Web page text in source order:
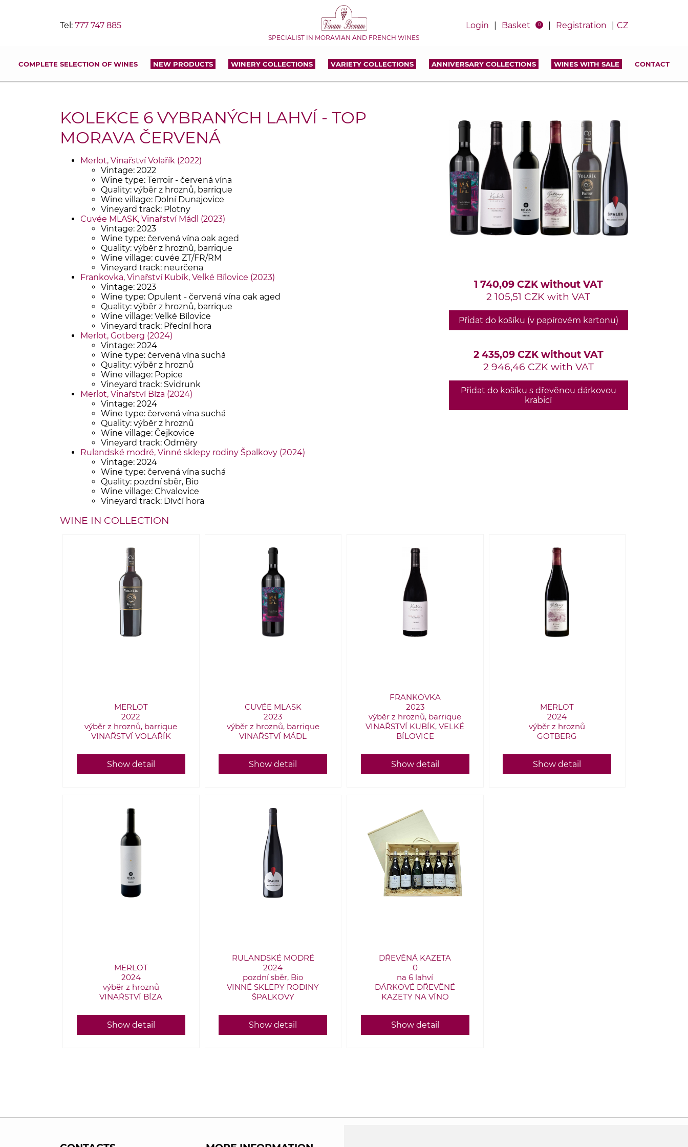
Tel: 777 747 885
SPECIALIST IN MORAVIAN AND FRENCH WINES
Login Basket 0 Registration CZ
COMPLETE SELECTION OF WINES NEW PRODUCTS WINERY COLLECTIONS VARIETY COLLECTIONS ANNIVERSARY COLLECTIONS WINES WITH SALE CONTACT
KOLEKCE 6 VYBRANÝCH LAHVÍ - TOP
MORAVA ČERVENÁ
Merlot, Vinařství Volařík (2022)
Vintage: 2022
Wine type: Terroir - červená vína
Quality: výběr z hroznů, barrique
Wine village: Dolní Dunajovice
Vineyard track: Plotny
Cuvée MLASK, Vinařství Mádl (2023)
Vintage: 2023
Wine type: červená vína oak aged
Quality: výběr z hroznů, barrique
Wine village: cuvée ZT/FR/RM
Vineyard track: neurčena
Frankovka, Vinařství Kubík, Velké Bílovice (2023)
Vintage: 2023
Wine type: Opulent - červená vína oak aged
Quality: výběr z hroznů, barrique
Wine village: Velké Bílovice
Vineyard track: Přední hora
Merlot, Gotberg (2024)
Vintage: 2024
Wine type: červená vína suchá
Quality: výběr z hroznů
Wine village: Popice
Vineyard track: Svidrunk
Merlot, Vinařství Bíza (2024)
Vintage: 2024
Wine type: červená vína suchá
Quality: výběr z hroznů
Wine village: Čejkovice
Vineyard track: Odměry
Rulandské modré, Vinné sklepy rodiny Špalkovy (2024)
Vintage: 2024
Wine type: červená vína suchá
Quality: pozdní sběr, Bio
Wine village: Chvalovice
Vineyard track: Dívčí hora
1 740,09 CZK without VAT
2 105,51 CZK with VAT
Přidat do košíku (v papírovém kartonu)
2 435,09 CZK without VAT
2 946,46 CZK with VAT
Přidat do košíku s dřevěnou dárkovou
krabicí
WINE IN COLLECTION
MERLOT
2022
výběr z hroznů, barrique
VINAŘSTVÍ VOLAŘÍK
Show detail
CUVÉE MLASK
2023
výběr z hroznů, barrique
VINAŘSTVÍ MÁDL
Show detail
FRANKOVKA
2023
výběr z hroznů, barrique
VINAŘSTVÍ KUBÍK, VELKÉ
BÍLOVICE
Show detail
MERLOT
2024
výběr z hroznů
GOTBERG
Show detail
MERLOT
2024
výběr z hroznů
VINAŘSTVÍ BÍZA
Show detail
RULANDSKÉ MODRÉ
2024
pozdní sběr, Bio
VINNÉ SKLEPY RODINY
ŠPALKOVY
Show detail
DŘEVĚNÁ KAZETA
0
na 6 lahví
DÁRKOVÉ DŘEVĚNÉ
KAZETY NA VÍNO
Show detail